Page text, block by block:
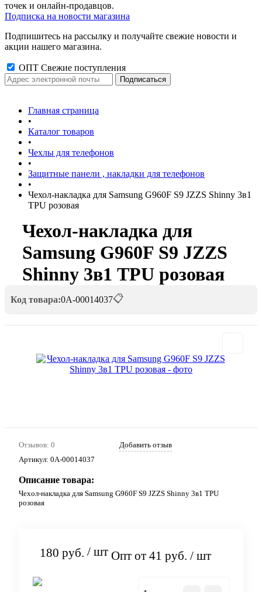
точек и онлайн-продавцов.
Подписка на новости магазина
Подпишитесь на рассылку и получайте свежие новости и
акции нашего магазина.
ОПТ Свежие поступления
Главная страница
•
Каталог товаров
•
Чехлы для телефонов
•
Защитные панели , накладки для телефонов
•
Чехол-накладка для Samsung G960F S9 JZZS Shinny 3в1
TPU розовая
Чехол-накладка для
Samsung G960F S9 JZZS
Shinny 3в1 TPU розовая
Код товара:0А-00014037📋
Отзывов: 0
Добавить отзыв
Артикул: 0А-00014037
Описание товара:
Чехол-накладка для Samsung G960F S9 JZZS Shinny 3в1 TPU
розовая
180 руб. / шт Опт от 41 руб. / шт